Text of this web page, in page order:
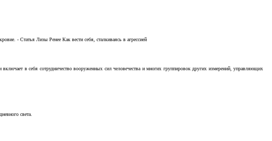
- Статья Лизы Ренее Как вести себя, сталкиваясь в агрессией
в себя сотрудничество вооруженных сил человечества и многих группировок других измерений, управляющих
света.